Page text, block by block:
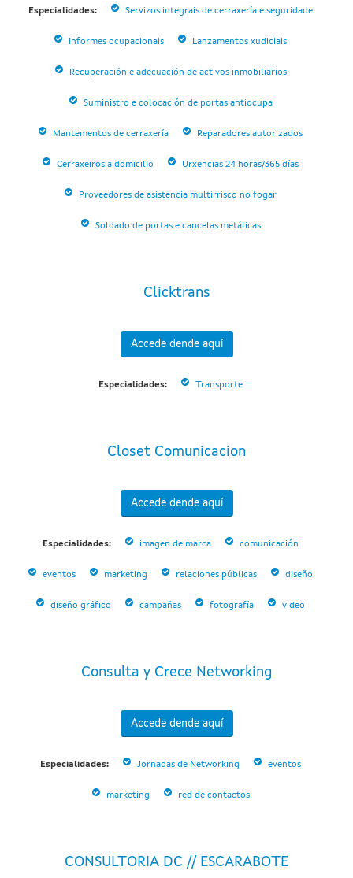
Especialidades: Servizos integrais de cerraxería e seguridade
Informes ocupacionais Lanzamentos xudiciais
Recuperación e adecuación de activos inmobiliarios
Suministro e colocación de portas antiocupa
Mantementos de cerraxería Reparadores autorizados
Cerraxeiros a domicilio Urxencias 24 horas/365 días
Proveedores de asistencia multirrisco no fogar
Soldado de portas e cancelas metálicas
Clicktrans
Accede dende aquí
Especialidades: Transporte
Closet Comunicacion
Accede dende aquí
Especialidades: imagen de marca comunicación
eventos marketing relaciones públicas diseño
diseño gráfico campañas fotografía video
Consulta y Crece Networking
Accede dende aquí
Especialidades: Jornadas de Networking eventos
marketing red de contactos
CONSULTORIA DC // ESCARABOTE